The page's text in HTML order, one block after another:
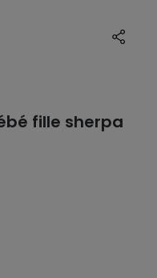
fille sherpa